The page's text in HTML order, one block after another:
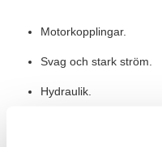
Motorkopplingar.
Svag och stark ström.
Hydraulik.